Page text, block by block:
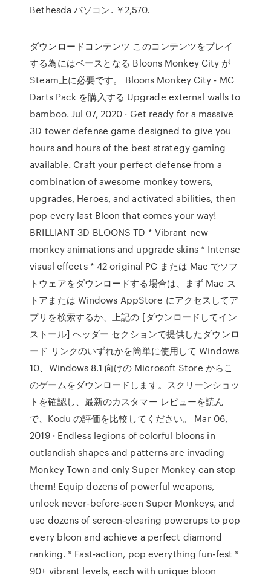
Bethesda パソコン. ￥2,570.
ダウンロードコンテンツ このコンテンツをプレイ
する為にはベースとなる Bloons Monkey City が
Steam上に必要です。 Bloons Monkey City - MC
Darts Pack を購入する Upgrade external walls to
bamboo. Jul 07, 2020 · Get ready for a massive
3D tower defense game designed to give you
hours and hours of the best strategy gaming
available. Craft your perfect defense from a
combination of awesome monkey towers,
upgrades, Heroes, and activated abilities, then
pop every last Bloon that comes your way!
BRILLIANT 3D BLOONS TD * Vibrant new
monkey animations and upgrade skins * Intense
visual effects * 42 original PC または Mac でソフ
トウェアをダウンロードする場合は、まず Mac ス
トアまたは Windows AppStore にアクセスしてア
プリを検索するか、上記の [ダウンロードしてイン
ストール] ヘッダー セクションで提供したダウンロ
ード リンクのいずれかを簡単に使用して Windows
10、Windows 8.1 向けの Microsoft Store からこ
のゲームをダウンロードします。スクリーンショッ
トを確認し、最新のカスタマー レビューを読ん
で、Kodu の評価を比較してください。 Mar 06,
2019 · Endless legions of colorful bloons in
outlandish shapes and patterns are invading
Monkey Town and only Super Monkey can stop
them! Equip dozens of powerful weapons,
unlock never-before-seen Super Monkeys, and
use dozens of screen-clearing powerups to pop
every bloon and achieve a perfect diamond
ranking. * Fast-action, pop everything fun-fest *
90+ vibrant levels, each with unique bloon